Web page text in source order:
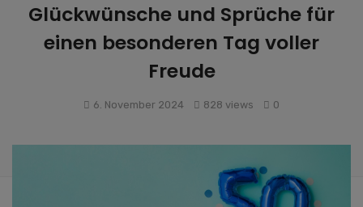
Glückwünsche und Sprüche für
einen besonderen Tag voller
Freude
6. November 2024 828 views 0